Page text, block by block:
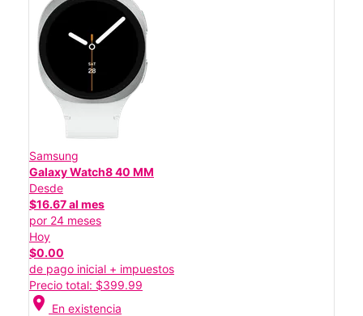
Samsung
Galaxy Watch8 40 MM
Desde
$16.67 al mes
por 24 meses
Hoy
$0.00
de pago inicial + impuestos
Precio total: $399.99
location_on En existencia